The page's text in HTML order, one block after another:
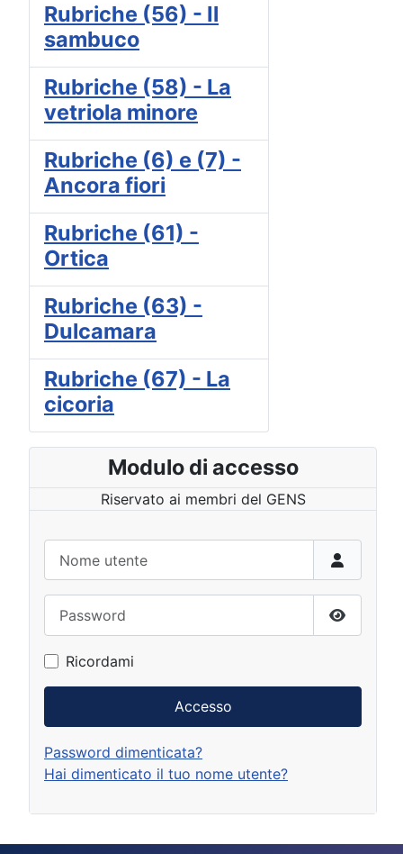
Rubriche (56) - Il
sambuco
Rubriche (58) - La
vetriola minore
Rubriche (6) e (7) -
Ancora fiori
Rubriche (61) -
Ortica
Rubriche (63) -
Dulcamara
Rubriche (67) - La
cicoria
Modulo di accesso
Riservato ai membri del GENS
Mostra
Ricordami
Accesso
Password dimenticata?
Hai dimenticato il tuo nome utente?